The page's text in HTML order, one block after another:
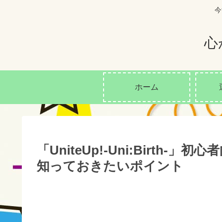
心
ホーム
「UniteUp!-Uni:Birth-」初心
知っておきたいポイント